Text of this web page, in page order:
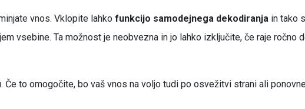
vnos. Vklopite lahko funkcijo samodejnega dekodiranja in tako
vsebine. Ta možnost je neobvezna in jo lahko izključite, če raje ročno
to omogočite, bo vaš vnos na voljo tudi po osvežitvi strani ali